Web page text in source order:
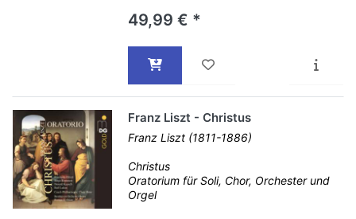
49,99 € *
Franz Liszt - Christus
Franz Liszt (1811-1886)
Christus
Oratorium für Soli, Chor, Orchester und
Orgel